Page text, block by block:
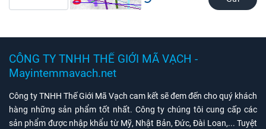
CÔNG TY TNHH THẾ GIỚI MÃ VẠCH -
Mayintemmavach.net
Công ty TNHH Thế Giới Mã Vạch cam kết sẽ đem đến cho quý khách
hàng những sản phẩm tốt nhất. Công ty chúng tôi cung cấp các
sản phẩm được nhập khẩu từ Mỹ, Nhật Bản, Đức, Đài Loan,... Tuyệt